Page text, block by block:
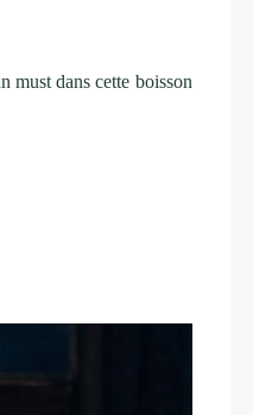
must dans cette boisson